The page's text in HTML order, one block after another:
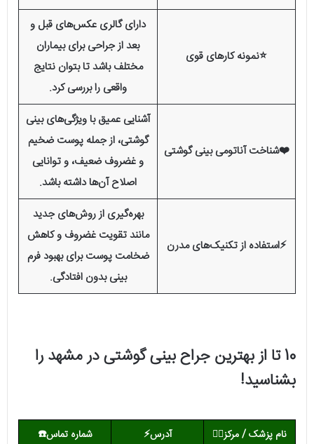
⭐نمونه کارهای قوی
دارای گالری عکس‌های قبل و
بعد از جراحی برای بیماران
مختلف باشد تا بتوان نتایج
واقعی را بررسی کرد.
❤️شناخت آناتومی بینی گوشتی
آشنایی عمیق با ویژگی‌های بینی
گوشتی، از جمله پوست ضخیم
و غضروف ضعیف، و توانایی
اصلاح آن‌ها داشته باشد.
⚡استفاده از تکنیک‌های مدرن
بهره‌گیری از روش‌های جدید
مانند تقویت غضروف و کاهش
ضخامت پوست برای بهبود فرم
بینی بدون افتادگی.
10 تا از بهترین جراح بینی گوشتی در مشهد را
بشناسید!
نام پزشک / مرکز👨‍⚕️ آدرس⚡ شماره تماس☎️